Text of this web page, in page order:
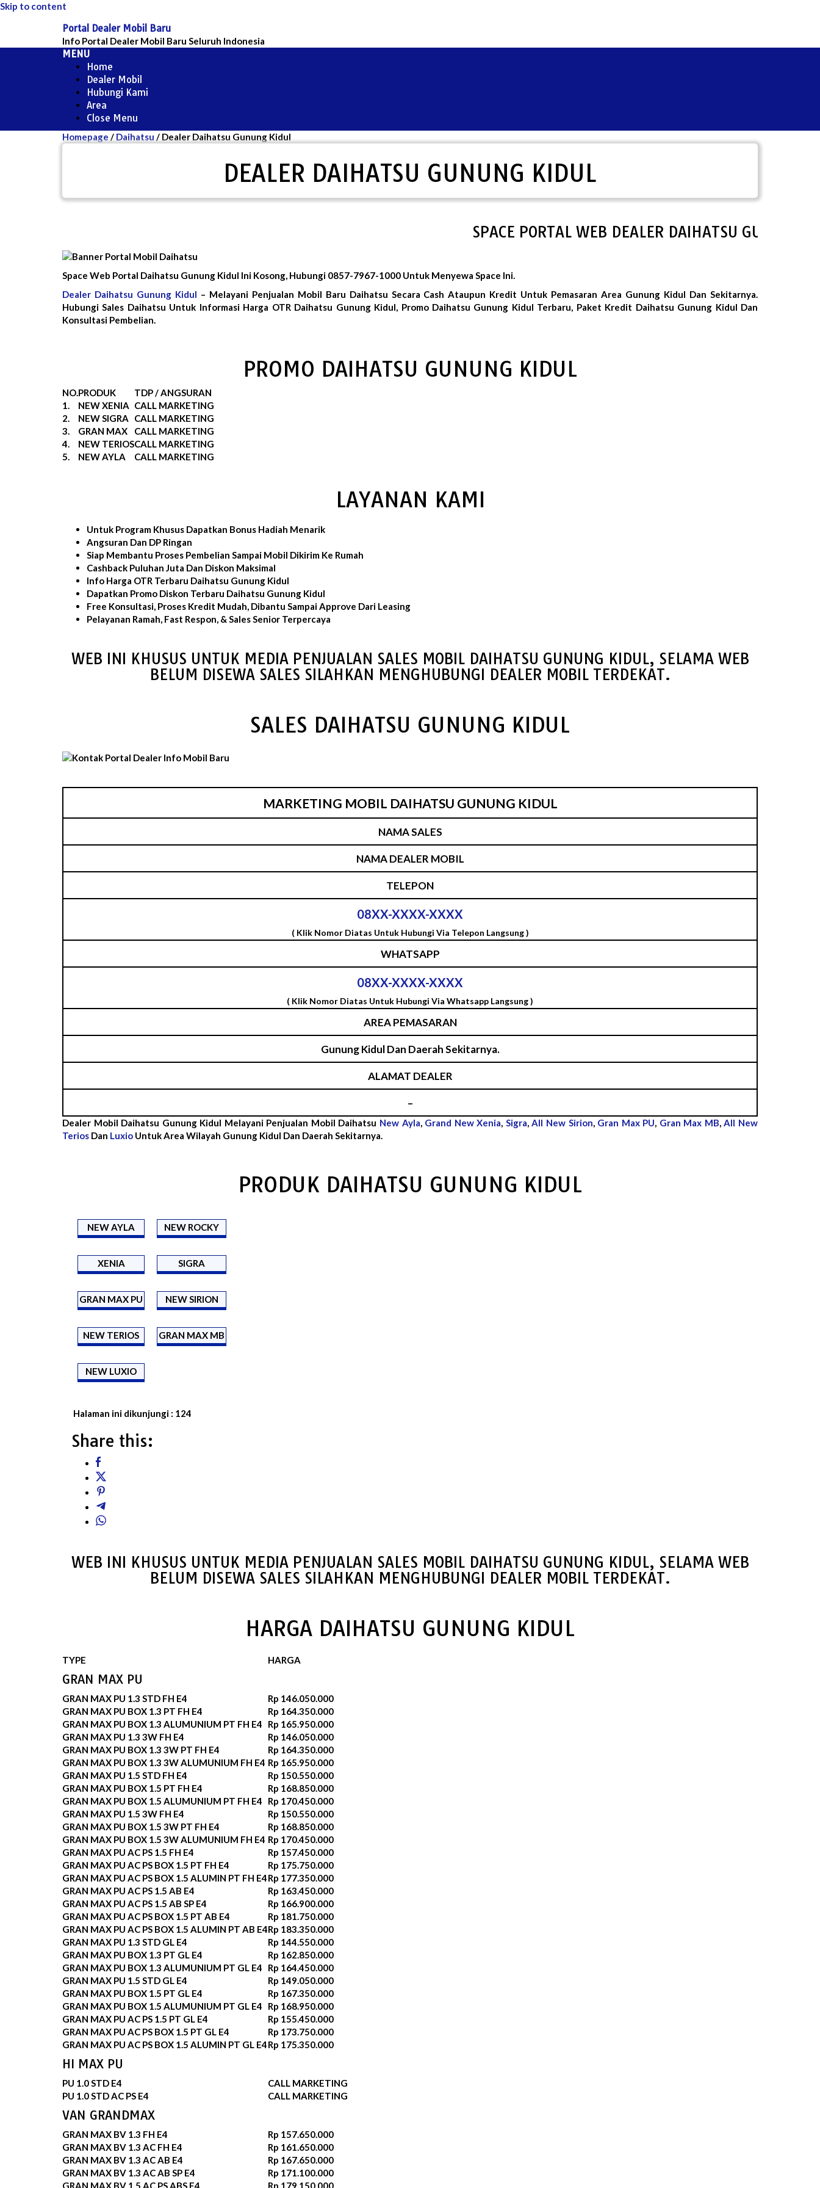
Skip to content
Portal Dealer Mobil Baru
Info Portal Dealer Mobil Baru Seluruh Indonesia
MENU
Home
Dealer Mobil
Hubungi Kami
Area
Close Menu
Homepage / Daihatsu / Dealer Daihatsu Gunung Kidul
DEALER DAIHATSU GUNUNG KIDUL
SPACE PORTAL WEB DEALER DAIHATSU GUNUNG
Space Web Portal Daihatsu Gunung Kidul Ini Kosong, Hubungi 0857-7967-1000 Untuk Menyewa Space Ini.
Dealer Daihatsu Gunung Kidul – Melayani Penjualan Mobil Baru Daihatsu Secara Cash Ataupun Kredit Untuk Pemasaran Area Gunung Kidul Dan Sekitarnya.
Hubungi Sales Daihatsu Untuk Informasi Harga OTR Daihatsu Gunung Kidul, Promo Daihatsu Gunung Kidul Terbaru, Paket Kredit Daihatsu Gunung Kidul Dan
Konsultasi Pembelian.
PROMO DAIHATSU GUNUNG KIDUL
NO.PRODUK
TDP / ANGSURAN
1.
NEW XENIA CALL MARKETING
2.
NEW SIGRA
CALL MARKETING
3.
GRAN MAX
CALL MARKETING
4.
NEW TERIOSCALL MARKETING
5.
NEW AYLA CALL MARKETING
LAYANAN KAMI
Untuk Program Khusus Dapatkan Bonus Hadiah Menarik
Angsuran Dan DP Ringan
Siap Membantu Proses Pembelian Sampai Mobil Dikirim Ke Rumah
Cashback Puluhan Juta Dan Diskon Maksimal
Info Harga OTR Terbaru Daihatsu Gunung Kidul
Dapatkan Promo Diskon Terbaru Daihatsu Gunung Kidul
Free Konsultasi, Proses Kredit Mudah, Dibantu Sampai Approve Dari Leasing
Pelayanan Ramah, Fast Respon, & Sales Senior Terpercaya
WEB INI KHUSUS UNTUK MEDIA PENJUALAN SALES MOBIL DAIHATSU GUNUNG KIDUL, SELAMA WEB
BELUM DISEWA SALES SILAHKAN MENGHUBUNGI DEALER MOBIL TERDEKAT.
SALES DAIHATSU GUNUNG KIDUL
MARKETING MOBIL DAIHATSU GUNUNG KIDUL
NAMA SALES
NAMA DEALER MOBIL
TELEPON
08XX-XXXX-XXXX
( Klik Nomor Diatas Untuk Hubungi Via Telepon Langsung )
WHATSAPP
08XX-XXXX-XXXX
( Klik Nomor Diatas Untuk Hubungi Via Whatsapp Langsung )
AREA PEMASARAN
Gunung Kidul Dan Daerah Sekitarnya.
ALAMAT DEALER
–
Dealer Mobil Daihatsu Gunung Kidul Melayani Penjualan Mobil Daihatsu New Ayla, Grand New Xenia, Sigra,All New Sirion, Gran Max PU, Gran Max MB,All New
Terios Dan Luxio Untuk Area Wilayah Gunung Kidul Dan Daerah Sekitarnya.
PRODUK DAIHATSU GUNUNG KIDUL
NEW AYLA NEW ROCKY
XENIA SIGRA
GRAN MAX PU NEW SIRION
NEW TERIOS GRAN MAX MB
NEW LUXIO
Halaman ini dikunjungi : 124
Share this:
WEB INI KHUSUS UNTUK MEDIA PENJUALAN SALES MOBIL DAIHATSU GUNUNG KIDUL, SELAMA WEB
BELUM DISEWA SALES SILAHKAN MENGHUBUNGI DEALER MOBIL TERDEKAT.
HARGA DAIHATSU GUNUNG KIDUL
TYPE HARGA
GRAN MAX PU
GRAN MAX PU 1.3 STD FH E4
Rp 146.050.000
GRAN MAX PU BOX 1.3 PT FH E4
Rp 164.350.000
GRAN MAX PU BOX 1.3 ALUMUNIUM PT FH E4
Rp 165.950.000
GRAN MAX PU 1.3 3W FH E4
Rp 146.050.000
GRAN MAX PU BOX 1.3 3W PT FH E4
Rp 164.350.000
GRAN MAX PU BOX 1.3 3W ALUMUNIUM FH E4 Rp 165.950.000
GRAN MAX PU 1.5 STD FH E4
Rp 150.550.000
GRAN MAX PU BOX 1.5 PT FH E4
Rp 168.850.000
GRAN MAX PU BOX 1.5 ALUMUNIUM PT FH E4
Rp 170.450.000
GRAN MAX PU 1.5 3W FH E4
Rp 150.550.000
GRAN MAX PU BOX 1.5 3W PT FH E4
Rp 168.850.000
GRAN MAX PU BOX 1.5 3W ALUMUNIUM FH E4 Rp 170.450.000
GRAN MAX PU AC PS 1.5 FH E4
Rp 157.450.000
GRAN MAX PU AC PS BOX 1.5 PT FH E4
Rp 175.750.000
GRAN MAX PU AC PS BOX 1.5 ALUMIN PT FH E4Rp 177.350.000
GRAN MAX PU AC PS 1.5 AB E4
Rp 163.450.000
GRAN MAX PU AC PS 1.5 AB SP E4
Rp 166.900.000
GRAN MAX PU AC PS BOX 1.5 PT AB E4
Rp 181.750.000
GRAN MAX PU AC PS BOX 1.5 ALUMIN PT AB E4Rp 183.350.000
GRAN MAX PU 1.3 STD GL E4
Rp 144.550.000
GRAN MAX PU BOX 1.3 PT GL E4
Rp 162.850.000
GRAN MAX PU BOX 1.3 ALUMUNIUM PT GL E4
Rp 164.450.000
GRAN MAX PU 1.5 STD GL E4
Rp 149.050.000
GRAN MAX PU BOX 1.5 PT GL E4
Rp 167.350.000
GRAN MAX PU BOX 1.5 ALUMUNIUM PT GL E4
Rp 168.950.000
GRAN MAX PU AC PS 1.5 PT GL E4
Rp 155.450.000
GRAN MAX PU AC PS BOX 1.5 PT GL E4
Rp 173.750.000
GRAN MAX PU AC PS BOX 1.5 ALUMIN PT GL E4Rp 175.350.000
HI MAX PU
PU 1.0 STD E4
CALL MARKETING
PU 1.0 STD AC PS E4
CALL MARKETING
VAN GRANDMAX
GRAN MAX BV 1.3 FH E4
Rp 157.650.000
GRAN MAX BV 1.3 AC FH E4
Rp 161.650.000
GRAN MAX BV 1.3 AC AB E4
Rp 167.650.000
GRAN MAX BV 1.3 AC AB SP E4
Rp 171.100.000
GRAN MAX BV 1.5 AC PS ABS E4
Rp 179.150.000